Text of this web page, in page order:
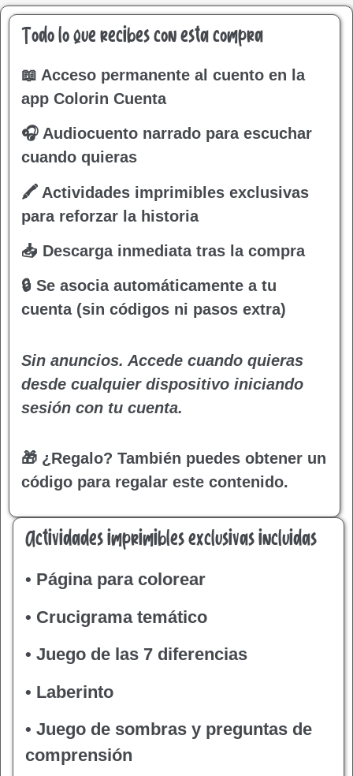
Todo lo que recibes con esta compra
📖 Acceso permanente al cuento en la
app Colorin Cuenta
🎧 Audiocuento narrado para escuchar
cuando quieras
🖍 Actividades imprimibles exclusivas
para reforzar la historia
📥 Descarga inmediata tras la compra
🔒 Se asocia automáticamente a tu
cuenta (sin códigos ni pasos extra)
Sin anuncios. Accede cuando quieras
desde cualquier dispositivo iniciando
sesión con tu cuenta.
🎁 ¿Regalo? También puedes obtener un
código para regalar este contenido.
Actividades imprimibles exclusivas incluidas
• Página para colorear
• Crucigrama temático
• Juego de las 7 diferencias
• Laberinto
• Juego de sombras y preguntas de
comprensión